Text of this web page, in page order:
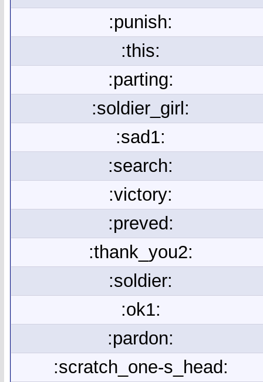
:punish:
:this:
:parting:
:soldier_girl:
:sad1:
:search:
:victory:
:preved:
:thank_you2:
:soldier:
:ok1:
:pardon:
:scratch_one-s_head: